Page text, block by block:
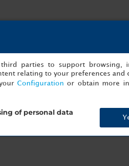
arbore de grandes baies vitrées
, devenez
disponibilité).
parties to support browsing,
relating to your preferences and
Configuration or obtain more
of personal data